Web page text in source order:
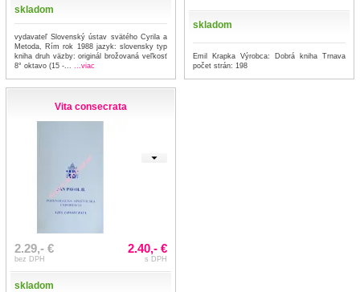
skladom
vydavateľ Slovenský ústav svätého Cyrila a
Metoda, Rím rok 1988 jazyk: slovensky typ
kniha druh väzby: originál brožovaná veľkosť
8° oktavo (15 -...
...viac
skladom
Emil Krapka Výrobca: Dobrá kniha Trnava
počet strán: 198
Vita consecrata
2.29,- €
bez DPH
2.40,- €
s DPH
skladom